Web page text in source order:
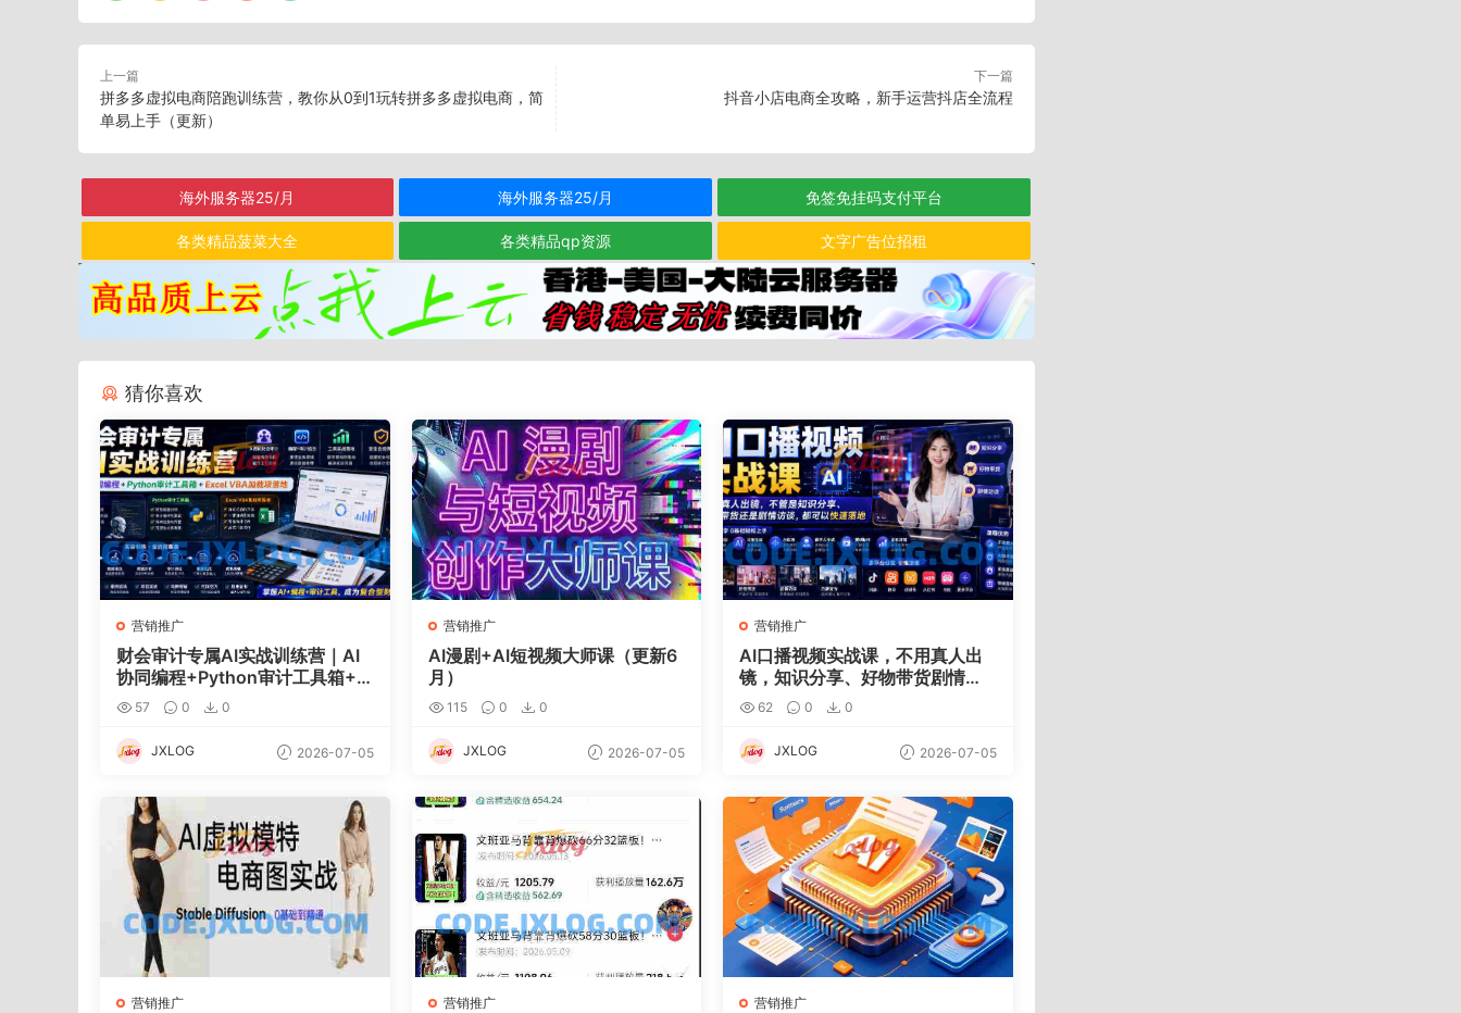
上一篇
拼多多虚拟电商陪跑训练营，教你从0到1玩转拼多多虚拟电商，简
单易上手（更新）
下一篇
抖音小店电商全攻略，新手运营抖店全流程
海外服务器25/月 海外服务器25/月 免签免挂码支付平台
各类精品菠菜大全 各类精品qp资源 文字广告位招租
猜你喜欢
营销推广
财会审计专属AI实战训练营｜AI
协同编程+Python审计工具箱+E
xcel VBA加载项落地
57 0 0
JXLOG 2026-07-05
营销推广
AI漫剧+AI短视频大师课（更新6
月）
115 0 0
JXLOG 2026-07-05
营销推广
AI口播视频实战课，不用真人出
镜，知识分享、好物带货剧情访
谈 62 0 0
JXLOG 2026-07-05
营销推广 营销推广 营销推广